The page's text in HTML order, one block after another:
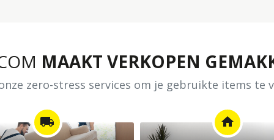
MAAKT VERKOPEN
zero-stress services om je gebruikte items te
local_shipping home